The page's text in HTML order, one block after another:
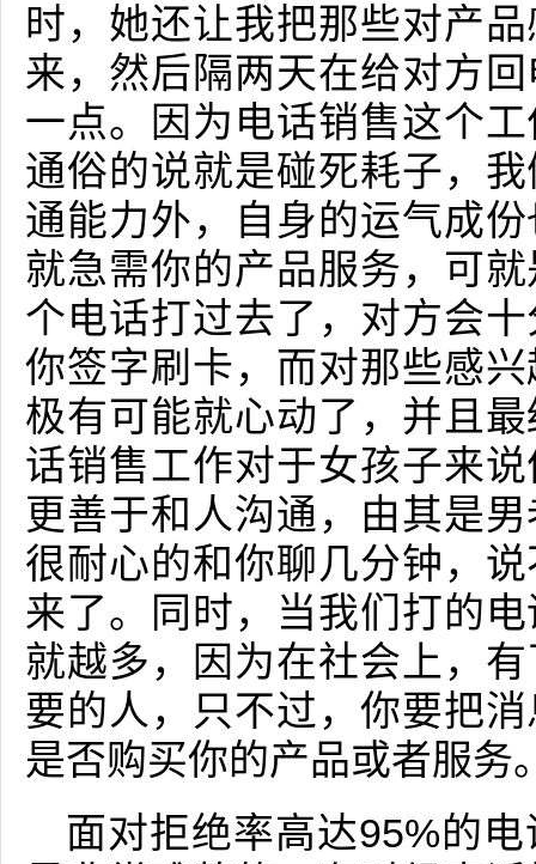
时，她还让我把那些对产
来，然后隔两天在给对方
一点。因为电话销售这个
通俗的说就是碰死耗子，
通能力外，自身的运气成
就急需你的产品服务，可
个电话打过去了，对方会
你签字刷卡，而对那些感
极有可能就心动了，并且
话销售工作对于女孩子来
更善于和人沟通，由其是
很耐心的和你聊几分钟，
来了。同时，当我们打的
就越多，因为在社会上，
要的人，只不过，你要把
是否购买你的产品或者服务
面对拒绝率高达95%的